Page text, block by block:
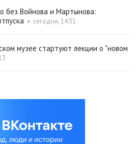
без Войнова и Мартынова:
• сегодня, 14:31
музее стартуют лекции о "новом